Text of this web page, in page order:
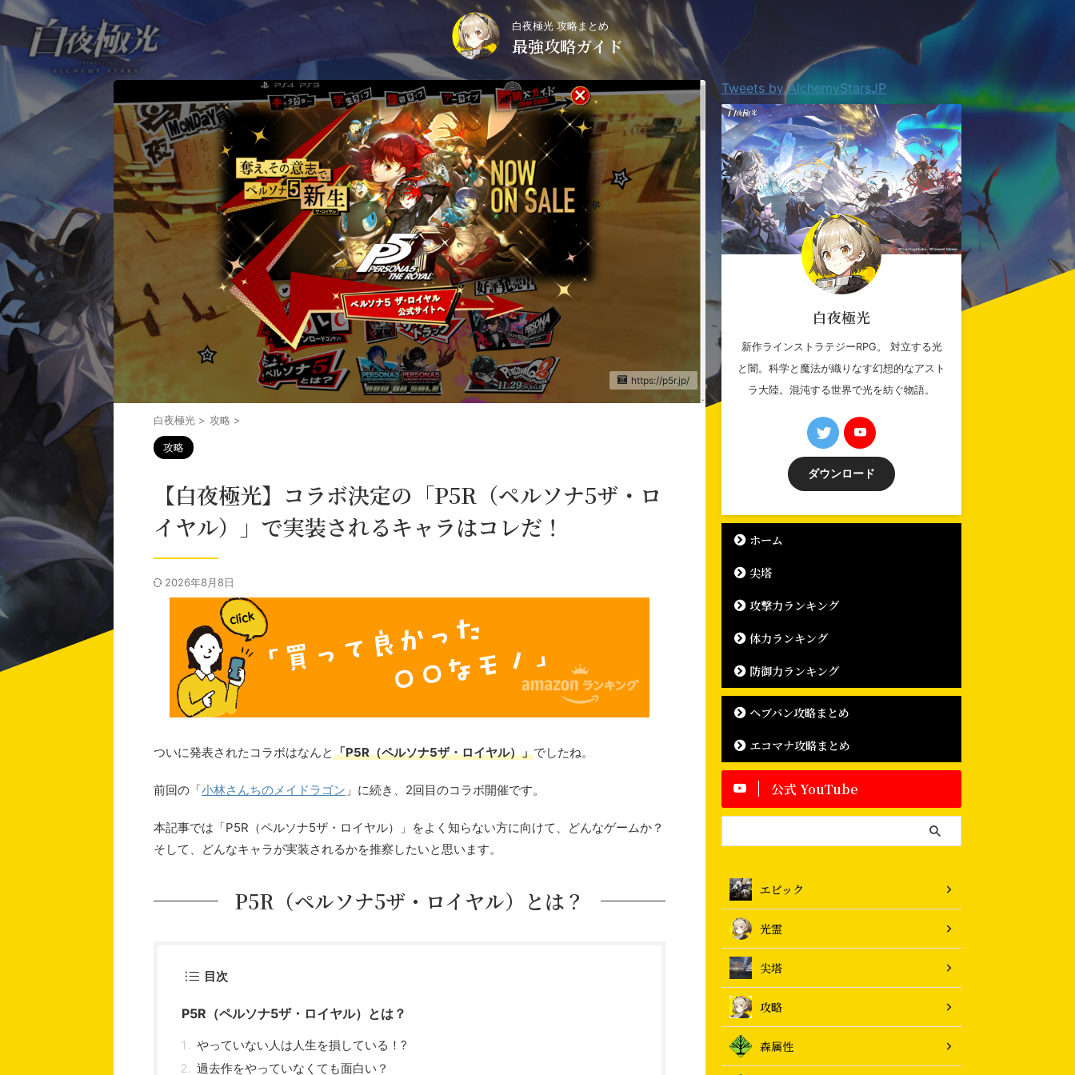
白夜極光 攻略まとめ
最強攻略ガイド
https://p5r.jp/
白夜極光 > 攻略 >
攻略
【白夜極光】コラボ決定の「P5R（ペルソナ5ザ・ロ
イヤル）」で実装されるキャラはコレだ！
2026年8月8日
ついに発表されたコラボはなんと「P5R（ペルソナ5ザ・ロイヤル）」でしたね。
前回の「小林さんちのメイドラゴン 」に続き、2回目のコラボ開催です。
本記事では「P5R（ペルソナ5ザ・ロイヤル）」をよく知らない方に向けて、どんなゲームか？
そして、どんなキャラが実装されるかを推察したいと思います。
P5R（ペルソナ5ザ・ロイヤル）とは？
目次
P5R（ペルソナ5ザ・ロイヤル）とは？
やっていない人は人生を損している！?
過去作をやっていなくても面白い？
Tweets by AlchemyStarsJP
白夜極光
新作ラインストラテジーRPG。 対立する光
と闇。科学と魔法が織りなす幻想的なアスト
ラ大陸。混沌する世界で光を紡ぐ物語。
ダウンロード
ホーム
尖塔
攻撃力ランキング
体力ランキング
防御力ランキング
ヘブバン攻略まとめ
エコマナ攻略まとめ
公式 YouTube
エピック
光霊
尖塔
攻略
森属性